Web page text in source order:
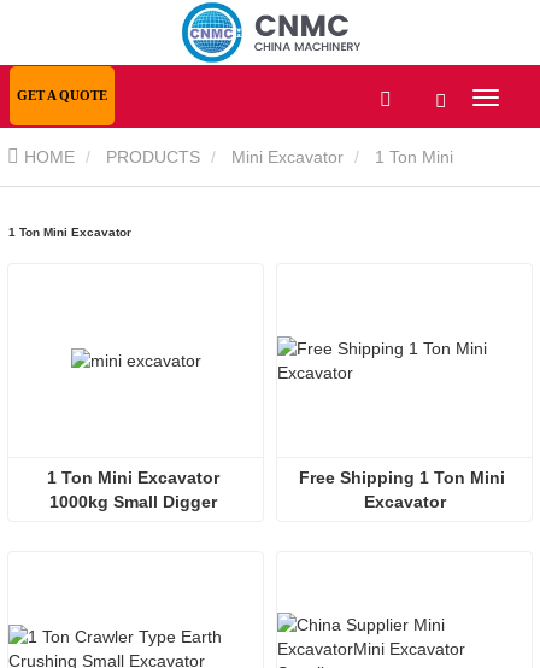
GET A QUOTE
HOME PRODUCTS Mini Excavator
1 Ton Mini Excavator
1 Ton Mini Excavator
1000kg Small Digger
Free Shipping 1 Ton Mini
Excavator